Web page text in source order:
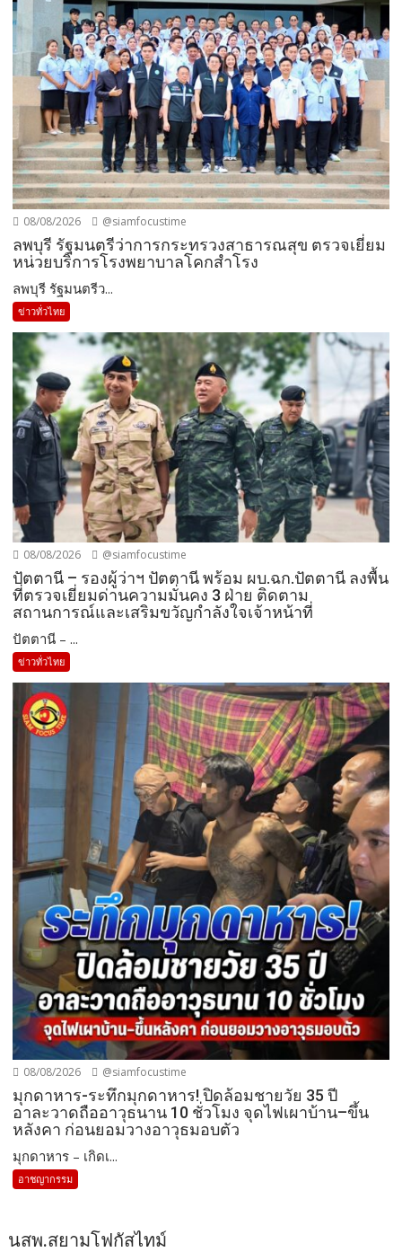
08/08/2026 @siamfocustime
ลพบุรี รัฐมนตรีว่าการกระทรวงสาธารณสุข ตรวจเยี่ยม
หน่วยบริการโรงพยาบาลโคกสำโรง
ลพบุรี รัฐมนตรีว...
ข่าวทั่วไทย
08/08/2026 @siamfocustime
ปัตตานี – รองผู้ว่าฯ ปัตตานี พร้อม ผบ.ฉก.ปัตตานี ลงพื้น
ที่ตรวจเยี่ยมด่านความมั่นคง 3 ฝ่าย ติดตาม
สถานการณ์และเสริมขวัญกำลังใจเจ้าหน้าที่
ปัตตานี – ...
ข่าวทั่วไทย
08/08/2026 @siamfocustime
มุกดาหาร-ระทึกมุกดาหาร! ปิดล้อมชายวัย 35 ปี
อาละวาดถืออาวุธนาน 10 ชั่วโมง จุดไฟเผาบ้าน–ขึ้น
หลังคา ก่อนยอมวางอาวุธมอบตัว
มุกดาหาร – เกิดเ...
อาชญากรรม
นสพ.สยามโฟกัสไทม์